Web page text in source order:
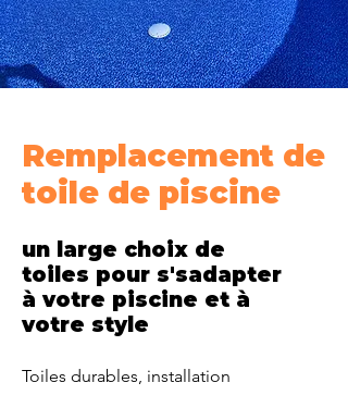
Remplacement de
toile de piscine
un large choix de
toiles pour s'sadapter
à votre piscine et à
votre style
Toiles durables, installation